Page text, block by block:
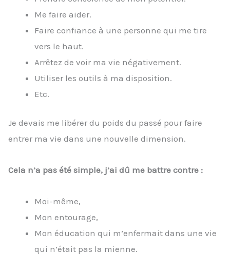
Me faire aider.
Faire confiance à une personne qui me tire
vers le haut.
Arrêtez de voir ma vie négativement.
Utiliser les outils à ma disposition.
Etc.
Je devais me libérer du poids du passé pour faire
entrer ma vie dans une nouvelle dimension.
Cela n’a pas été simple, j’ai dû me battre contre :
Moi-même,
Mon entourage,
Mon éducation qui m’enfermait dans une vie
qui n’était pas la mienne.